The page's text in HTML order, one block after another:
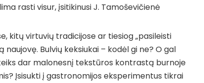
rasti visur, įsitikinusi J. Tamoševičienė
kitų virtuvių tradicijose ar tiesiog „pasileisti
naujovę. Bulvių keksiukai – kodėl gi ne? O gal
dar malonesnį tekstūros kontrastą burnoje
Įsisukti į gastronomijos eksperimentus tikrai